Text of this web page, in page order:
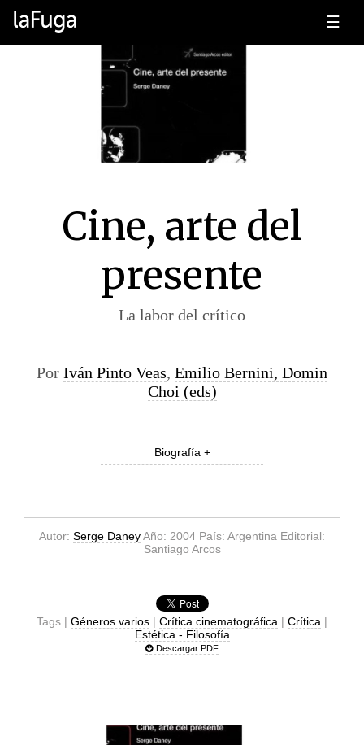
☰
Cine, arte del
presente
La labor del crítico
Por Iván Pinto Veas, Emilio Bernini, Domin
Choi (eds)
Biografía +
Autor: Serge DaneyAño: 2004 País: Argentina Editorial:
Santiago Arcos
Tags | Géneros varios | Crítica cinematográfica | Crítica |
Estética - Filosofía
Descargar PDF